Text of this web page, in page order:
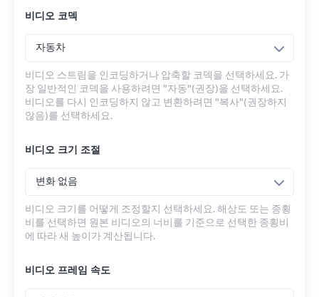
비디오 코덱
자동차
비디오 스트림을 인코딩하거나 압축할 코덱을 선택하세요. 가
장 일반적인 코덱을 사용하려면 "자동"(권장)을 선택하세요.
비디오를 다시 인코딩하지 않고 변환하려면 "복사"(권장하지
않음)를 선택하세요.
비디오 크기 조절
변화 없음
비디오 크기를 어떻게 조정할지 선택하세요. 해상도 또는 종횡
비를 선택하면 원본 비디오의 너비를 기준으로 선택한 종횡비
에 따라 새 높이가 계산됩니다.
비디오 프레임 속도